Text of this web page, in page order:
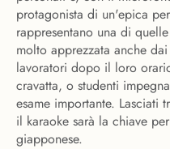
protagonista di un'epica
rappresentano una di quelle
molto apprezzata anche
lavoratori dopo il loro
cravatta, o studenti
esame importante. Lasciati
il karaoke sarà la chiave
giapponese.